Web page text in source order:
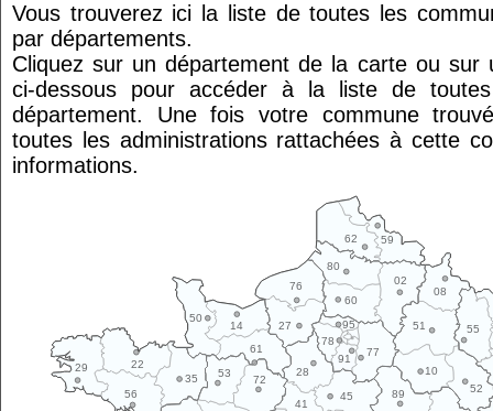
Vous trouverez ici la liste de toutes les
par départements.
Cliquez sur un département de la carte ou sur
ci-dessous pour accéder à la liste de
département. Une fois votre commune
toutes les administrations rattachées à cette
informations.
10
14
22
27
28
29
35
41
45
50
51
52
53
55
56
59
60
61
62
02
08
72
76
77
78
80
89
91
95